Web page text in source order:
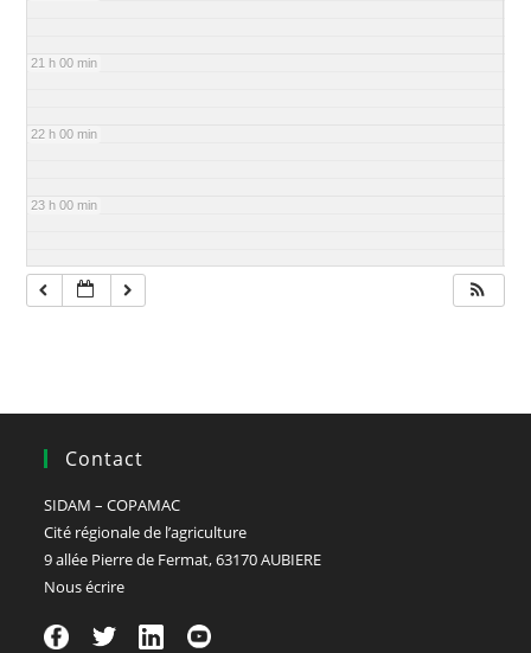
21 h 00 min
22 h 00 min
23 h 00 min
Contact
SIDAM – COPAMAC
Cité régionale de l’agriculture
9 allée Pierre de Fermat, 63170 AUBIERE
Nous écrire